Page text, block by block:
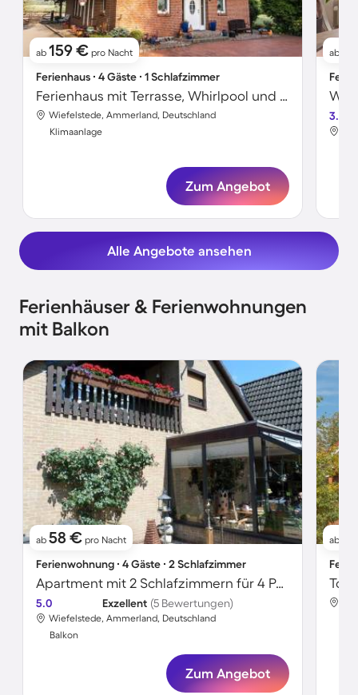
ab 159 € pro Nacht
Ferienhaus ∙ 4 Gäste ∙ 1 Schlafzimmer
Ferienhaus mit Terrasse, Whirlpool und Garten | Gartenblick
Wiefelstede, Ammerland, Deutschland
Klimaanlage
Zum Angebot
ab
3.5
Alle Angebote ansehen
Ferienhäuser & Ferienwohnungen
mit Balkon
ab 58 € pro Nacht
Ferienwohnung ∙ 4 Gäste ∙ 2 Schlafzimmer
Apartment mit 2 Schlafzimmern für 4 Personen
5.0 Exzellent (5 Bewertungen)
Wiefelstede, Ammerland, Deutschland
Balkon
Zum Angebot
ab